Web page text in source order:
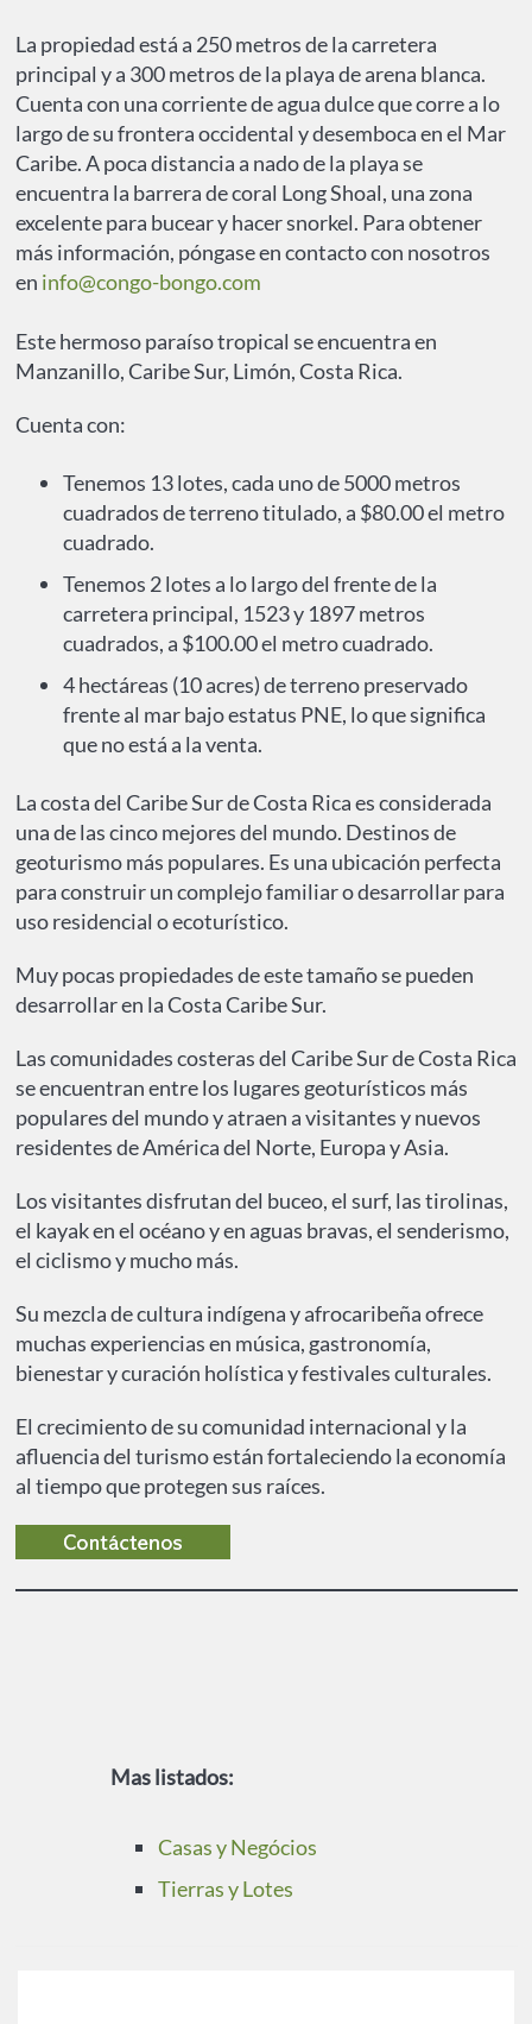
La propiedad está a 250 metros de la carretera
principal y a 300 metros de la playa de arena blanca.
Cuenta con una corriente de agua dulce que corre a lo
largo de su frontera occidental y desemboca en el Mar
Caribe. A poca distancia a nado de la playa se
encuentra la barrera de coral Long Shoal, una zona
excelente para bucear y hacer snorkel. Para obtener
más información, póngase en contacto con nosotros
en info@congo-bongo.com
Este hermoso paraíso tropical se encuentra en
Manzanillo, Caribe Sur, Limón, Costa Rica.
Cuenta con:
Tenemos 13 lotes, cada uno de 5000 metros
cuadrados de terreno titulado, a $80.00 el metro
cuadrado.
Tenemos 2 lotes a lo largo del frente de la
carretera principal, 1523 y 1897 metros
cuadrados, a $100.00 el metro cuadrado.
4 hectáreas (10 acres) de terreno preservado
frente al mar bajo estatus PNE, lo que significa
que no está a la venta.
La costa del Caribe Sur de Costa Rica es considerada
una de las cinco mejores del mundo. Destinos de
geoturismo más populares. Es una ubicación perfecta
para construir un complejo familiar o desarrollar para
uso residencial o ecoturístico.
Muy pocas propiedades de este tamaño se pueden
desarrollar en la Costa Caribe Sur.
Las comunidades costeras del Caribe Sur de Costa Rica
se encuentran entre los lugares geoturísticos más
populares del mundo y atraen a visitantes y nuevos
residentes de América del Norte, Europa y Asia.
Los visitantes disfrutan del buceo, el surf, las tirolinas,
el kayak en el océano y en aguas bravas, el senderismo,
el ciclismo y mucho más.
Su mezcla de cultura indígena y afrocaribeña ofrece
muchas experiencias en música, gastronomía,
bienestar y curación holística y festivales culturales.
El crecimiento de su comunidad internacional y la
afluencia del turismo están fortaleciendo la economía
al tiempo que protegen sus raíces.
Mas listados:
Casas y Negócios
Tierras y Lotes